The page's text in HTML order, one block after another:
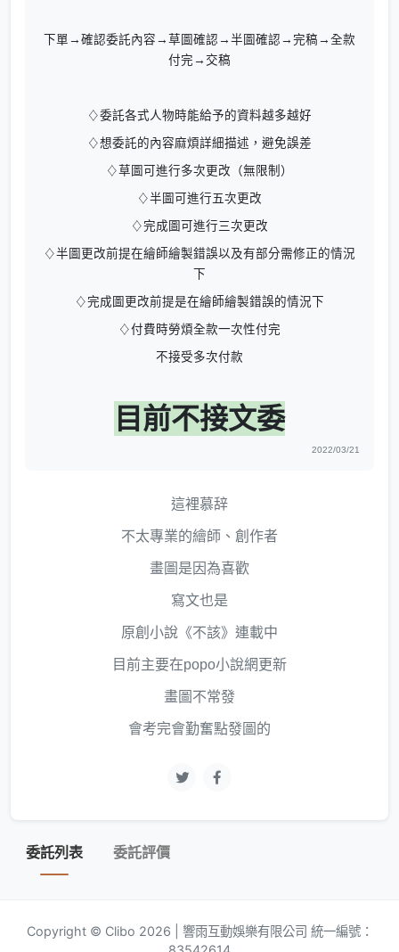
下單→確認委託內容→草圖確認→半圖確認→完稿→全款
付完→交稿
♢委託各式人物時能給予的資料越多越好
♢想委託的內容麻煩詳細描述，避免誤差
♢草圖可進行多次更改（無限制）
♢半圖可進行五次更改
♢完成圖可進行三次更改
♢半圖更改前提在繪師繪製錯誤以及有部分需修正的情況
下
♢完成圖更改前提是在繪師繪製錯誤的情況下
♢付費時勞煩全款一次性付完
不接受多次付款
目前不接文委
2022/03/21
這裡慕辞
不太專業的繪師、創作者
畫圖是因為喜歡
寫文也是
原創小說《不該》連載中
目前主要在popo小說網更新
畫圖不常發
會考完會勤奮點發圖的
委託列表 委託評價
Copyright © Clibo 2026 | 響雨互動娛樂有限公司 統一編號：